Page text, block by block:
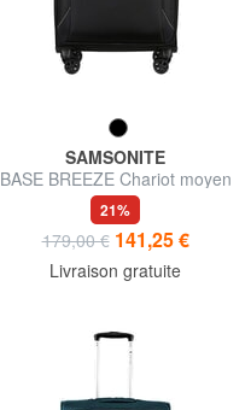
SAMSONITE
BASE BREEZE Chariot moyen
21%
179,00 € 141,25 €
Livraison gratuite